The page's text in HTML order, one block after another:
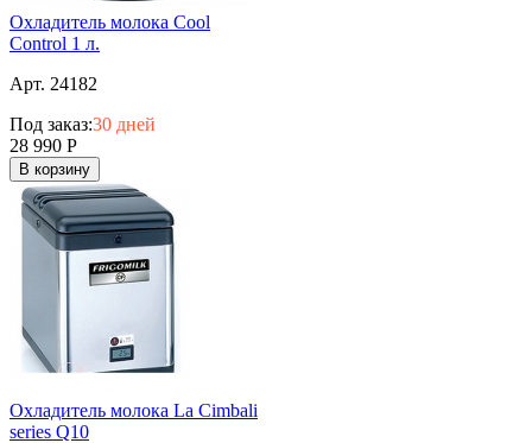
Охладитель молока Cool
Control 1 л.
Арт. 24182
Под заказ:30 дней
28 990 Р
В корзину
Охладитель молока La Cimbali
series Q10